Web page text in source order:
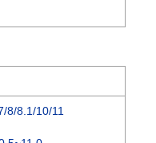
8/8.1/10/11